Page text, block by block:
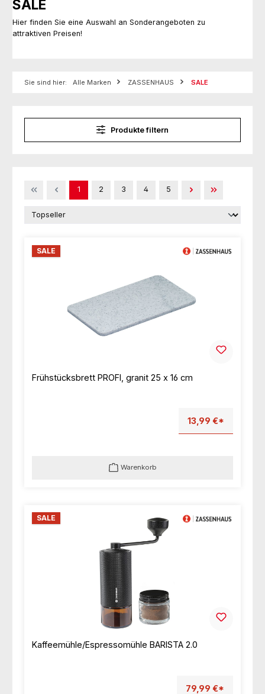
SALE
Hier finden Sie eine Auswahl an Sonderangeboten zu
attraktiven Preisen!
Sie sind hier: Alle Marken ZASSENHAUS SALE
Produkte filtern
Seite
1 Seite
2 Seite
3 Seite
4 Seite
5
SALE
Frühstücksbrett PROFI, granit 25 x 16 cm
13,99 €*
Warenkorb
SALE
Kaffeemühle/Espressomühle BARISTA 2.0
79,99 €*